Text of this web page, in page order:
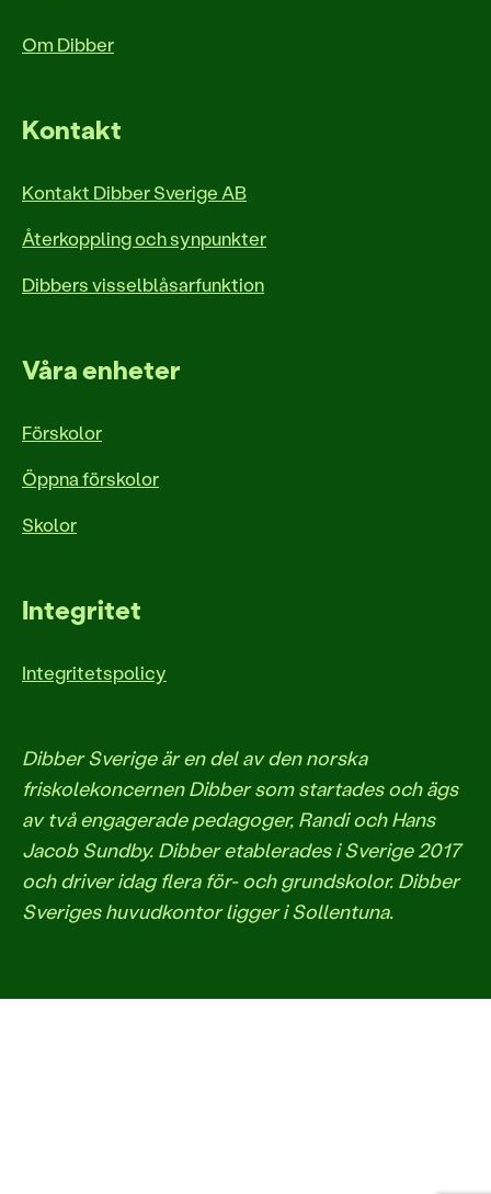
Om Dibber
Kontakt
Kontakt Dibber Sverige AB
Återkoppling och synpunkter
Dibbers visselblåsarfunktion
Våra enheter
Förskolor
Öppna förskolor
Skolor
Integritet
Integritetspolicy
Dibber Sverige är en del av den norska
friskolekoncernen Dibber som startades och ägs
av två engagerade pedagoger, Randi och Hans
Jacob Sundby. Dibber etablerades i Sverige 2017
och driver idag flera för- och grundskolor. Dibber
Sveriges huvudkontor ligger i Sollentuna.